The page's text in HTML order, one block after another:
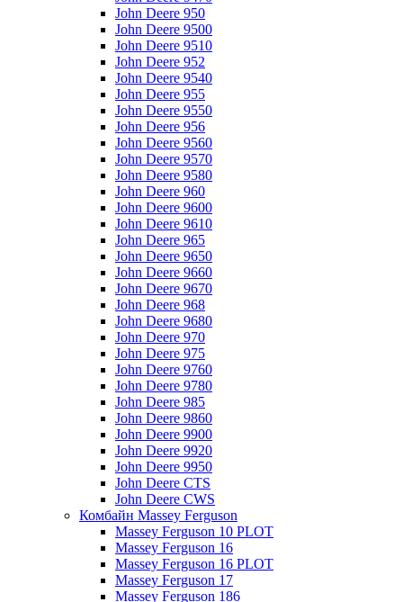
John Deere 950
John Deere 9500
John Deere 9510
John Deere 952
John Deere 9540
John Deere 955
John Deere 9550
John Deere 956
John Deere 9560
John Deere 9570
John Deere 9580
John Deere 960
John Deere 9600
John Deere 9610
John Deere 965
John Deere 9650
John Deere 9660
John Deere 9670
John Deere 968
John Deere 9680
John Deere 970
John Deere 975
John Deere 9760
John Deere 9780
John Deere 985
John Deere 9860
John Deere 9900
John Deere 9920
John Deere 9950
John Deere CTS
John Deere CWS
Комбайн Massey Ferguson
Massey Ferguson 10 PLOT
Massey Ferguson 16
Massey Ferguson 16 PLOT
Massey Ferguson 17
Massey Ferguson 186